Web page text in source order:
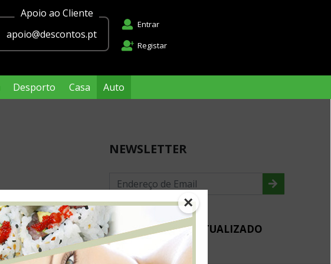
Apoio ao Cliente
apoio@descontos.pt
Entrar
Registar
Desporto Casa Auto
×
NEWSLETTER
MANTENHA-SE ACTUALIZADO